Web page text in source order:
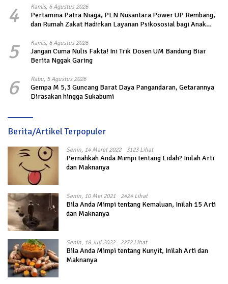
4 Kamis, 6 Agustus 2026
Pertamina Patra Niaga, PLN Nusantara Power UP Rembang,
dan Rumah Zakat Hadirkan Layanan Psikososial bagi Anak
5 Kamis, 6 Agustus 2026
Jangan Cuma Nulis Fakta! Ini Trik Dosen UM Bandung Biar
Berita Nggak Garing
6 Rabu, 5 Agustus 2026
Gempa M 5,3 Guncang Barat Daya Pangandaran, Getarannya
Dirasakan hingga Sukabumi
Berita/Artikel Terpopuler
Senin, 14 Maret 2022 3123 Lihat
Pernahkah Anda Mimpi tentang Lidah? Inilah Arti
dan Maknanya
Senin, 10 Mei 2021 2424 Lihat
Bila Anda Mimpi tentang Kemaluan, Inilah 15 Arti
dan Maknanya
Senin, 18 Juli 2022 2272 Lihat
Bila Anda Mimpi tentang Kunyit, Inilah Arti dan
Maknanya